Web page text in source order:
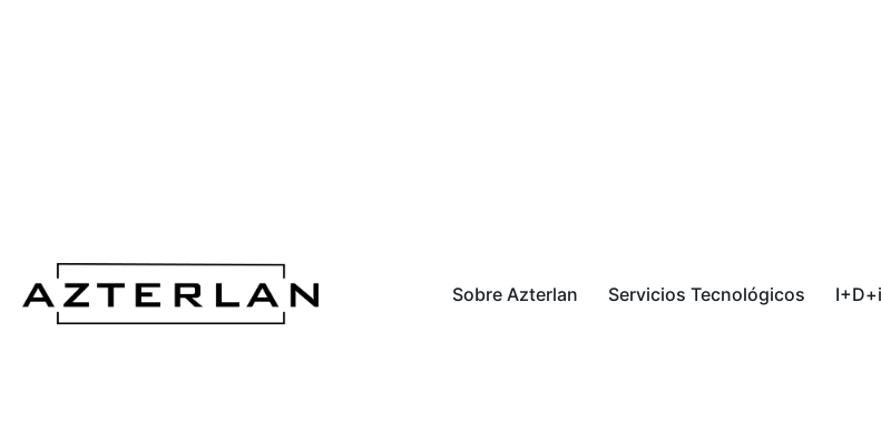
Sobre Azterlan Servicios Tecnológicos